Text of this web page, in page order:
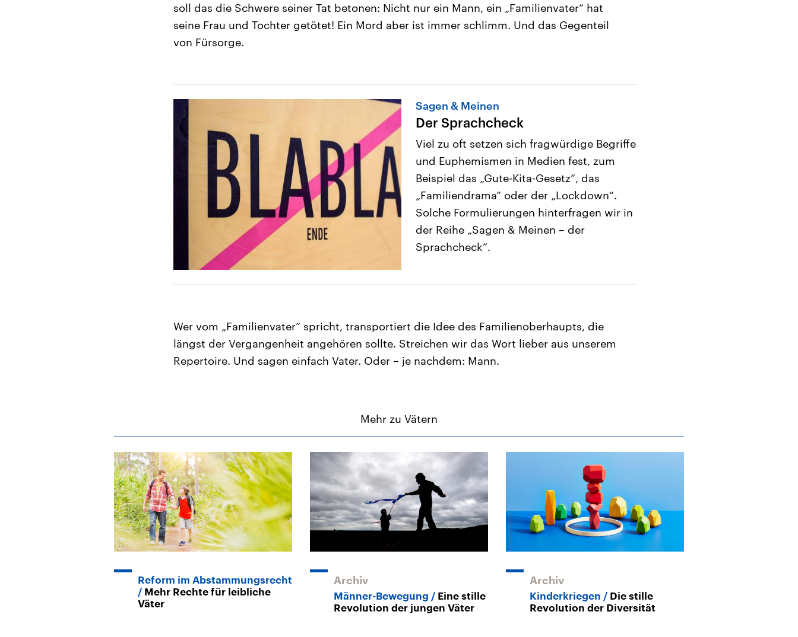
soll das die Schwere seiner Tat betonen: Nicht nur ein Mann, ein „Familienvater“ hat
seine Frau und Tochter getötet! Ein Mord aber ist immer schlimm. Und das Gegenteil
von Fürsorge.
Sagen & Meinen
Der Sprachcheck
Viel zu oft setzen sich fragwürdige Begriffe
und Euphemismen in Medien fest, zum
Beispiel das „Gute-Kita-Gesetz“, das
„Familiendrama“ oder der „Lockdown“.
Solche Formulierungen hinterfragen wir in
der Reihe „Sagen & Meinen – der
Sprachcheck“.
Wer vom „Familienvater“ spricht, transportiert die Idee des Familienoberhaupts, die
längst der Vergangenheit angehören sollte. Streichen wir das Wort lieber aus unserem
Repertoire. Und sagen einfach Vater. Oder – je nachdem: Mann.
Mehr zu Vätern
Reform im Abstammungsrecht
Mehr Rechte für leibliche
Väter
Archiv
Männer-Bewegung
Eine stille
Revolution der jungen Väter
Archiv
Kinderkriegen
Die stille
Revolution der Diversität